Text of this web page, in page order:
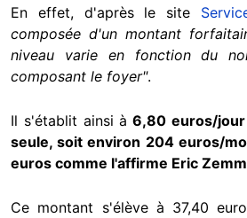
En effet, d'après le site
composée d'un montant
niveau varie en fonction du
composant le foyer".
Il s'établit ainsi à 6,80 euros/
seule, soit environ 204 euros/
euros comme l'affirme Eric
Ce montant s'élève à 37,40